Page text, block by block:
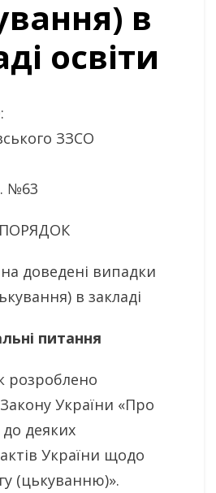
в
освіти
ЗЗСО
№63
ПОРЯДОК
доведені випадки
в закладі
питання
розроблено
України «Про
деяких
України щодо
(цькуванню)».